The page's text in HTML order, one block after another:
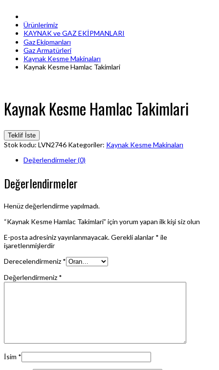
Ürünlerimiz
KAYNAK ve GAZ EKİPMANLARI
Gaz Ekipmanları
Gaz Armatürleri
Kaynak Kesme Makinaları
Kaynak Kesme Hamlac Takimlari
Kaynak Kesme Hamlac Takimlari
Teklif İste
Stok kodu: LVN2746 Kategoriler: Kaynak Kesme Makinaları
Değerlendirmeler (0)
Değerlendirmeler
Henüz değerlendirme yapılmadı.
“Kaynak Kesme Hamlac Takimlari” için yorum yapan ilk kişi siz olun
E-posta adresiniz yayınlanmayacak.Gerekli alanlar * ile
işaretlenmişlerdir
Derecelendirmeniz *
Değerlendirmeniz *
İsim *